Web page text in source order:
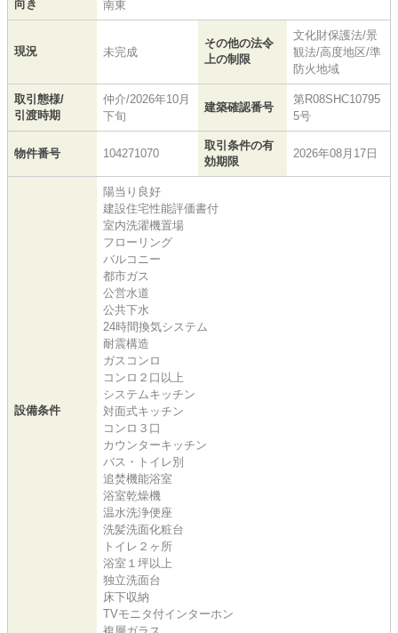
向き 南東
現況 未完成
その他の法令
上の制限
文化財保護法/景
観法/高度地区/準
防火地域
取引態様/
引渡時期
仲介/2026年10月
下旬
建築確認番号
第R08SHC10795
5号
物件番号 104271070
取引条件の有
効期限
2026年08月17日
設備条件
陽当り良好
建設住宅性能評価書付
室内洗濯機置場
フローリング
バルコニー
都市ガス
公営水道
公共下水
24時間換気システム
耐震構造
ガスコンロ
コンロ２口以上
システムキッチン
対面式キッチン
コンロ３口
カウンターキッチン
バス・トイレ別
追焚機能浴室
浴室乾燥機
温水洗浄便座
洗髪洗面化粧台
トイレ２ヶ所
浴室１坪以上
独立洗面台
床下収納
TVモニタ付インターホン